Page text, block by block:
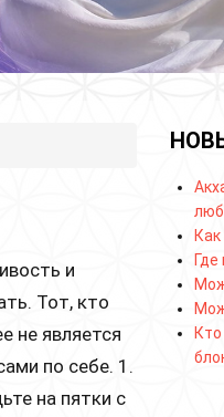
и
Тот, кто
не является
по себе. 1.
на пятки с
Как
Где
Кто